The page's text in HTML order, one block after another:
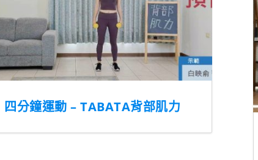
四分鐘運動 – TABATA背部肌力